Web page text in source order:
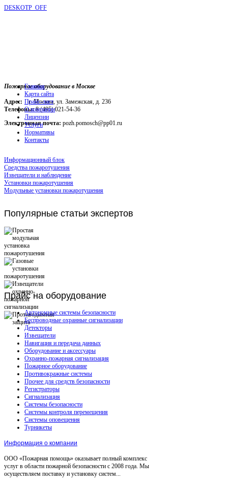
DESKOTP_OFF
Пожарное оборудование в Москве
Адрес: г. Москва, ул. Замежская, д. 236
Телефоны:8 (495) 021-54-36
Электронная почта: pozh.pomosch@pp01.ru
Главная
Карта сайта
Прайс-лист
О компании
Лицензии
Услуги
Нормативы
Контакты
Информационный блок
Средства пожаротушения
Извещатели и наблюдение
Установки пожаротушения
Модульные установки пожаротушения
Популярные статьи экспертов
Прайсна оборудование
Автономные системы безопасности
Беспроводные охранные сигнализации
Детекторы
Извещатели
Навигация и передача данных
Оборудование и аксессуары
Охранно-пожарная сигнализация
Пожарное оборудование
Противокражные системы
Прочее для средств безопасности
Регистраторы
Сигнализация
Системы безопасности
Системы контроля перемещения
Системы оповещения
Турникеты
Информация о компании
ООО «Пожарная помощь» оказывает полный комплекс
услуг в области пожарной безопасности с 2008 года. Мы
осуществляем поставку и установку систем...